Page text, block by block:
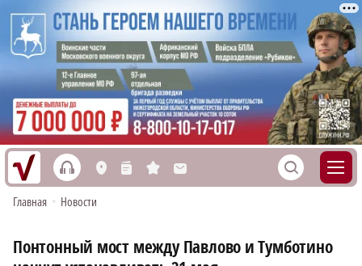
h L n s M S
Главная • Новости
Понтонный мост между Павлово и Тумботино